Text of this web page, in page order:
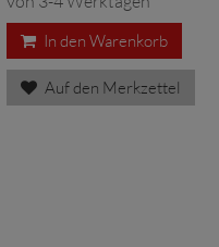
In den Warenkorb
Auf den Merkzettel